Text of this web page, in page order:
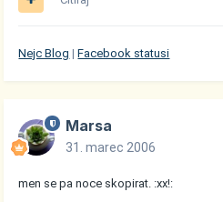
Nejc Blog |Facebook statusi
Marsa
31. marec 2006
men se pa noce skopirat. :xx!: